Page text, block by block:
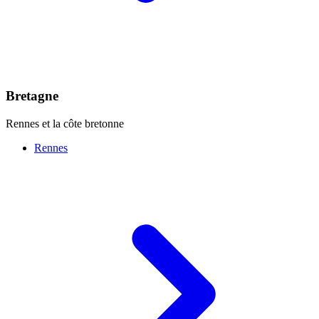
Bretagne
Rennes et la côte bretonne
Rennes